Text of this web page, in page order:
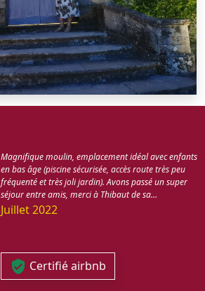
Magnifique moulin, emplacement idéal avec enfants
en bas âge (piscine sécurisée, accès route très peu
fréquenté et très joli jardin). Avons passé un super
séjour entre amis, merci à Thibaut de sa…
Juillet 2022
verified_user Certifié airbnb